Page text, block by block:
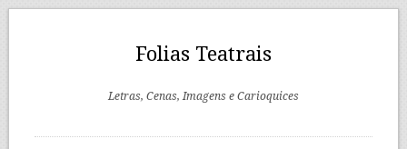
Folias Teatrais
Letras, Cenas, Imagens e Carioquices